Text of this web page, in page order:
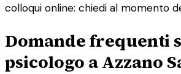
colloqui online: chiedi al momento
Domande frequenti
psicologo a Azzano